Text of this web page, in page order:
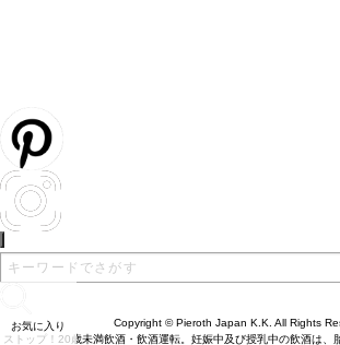
お気に入り
Copyright © Pieroth Japan K.K. All Rights
ストップ！20歳未満飲酒・飲酒運転。妊娠中及び授乳中の飲酒は、